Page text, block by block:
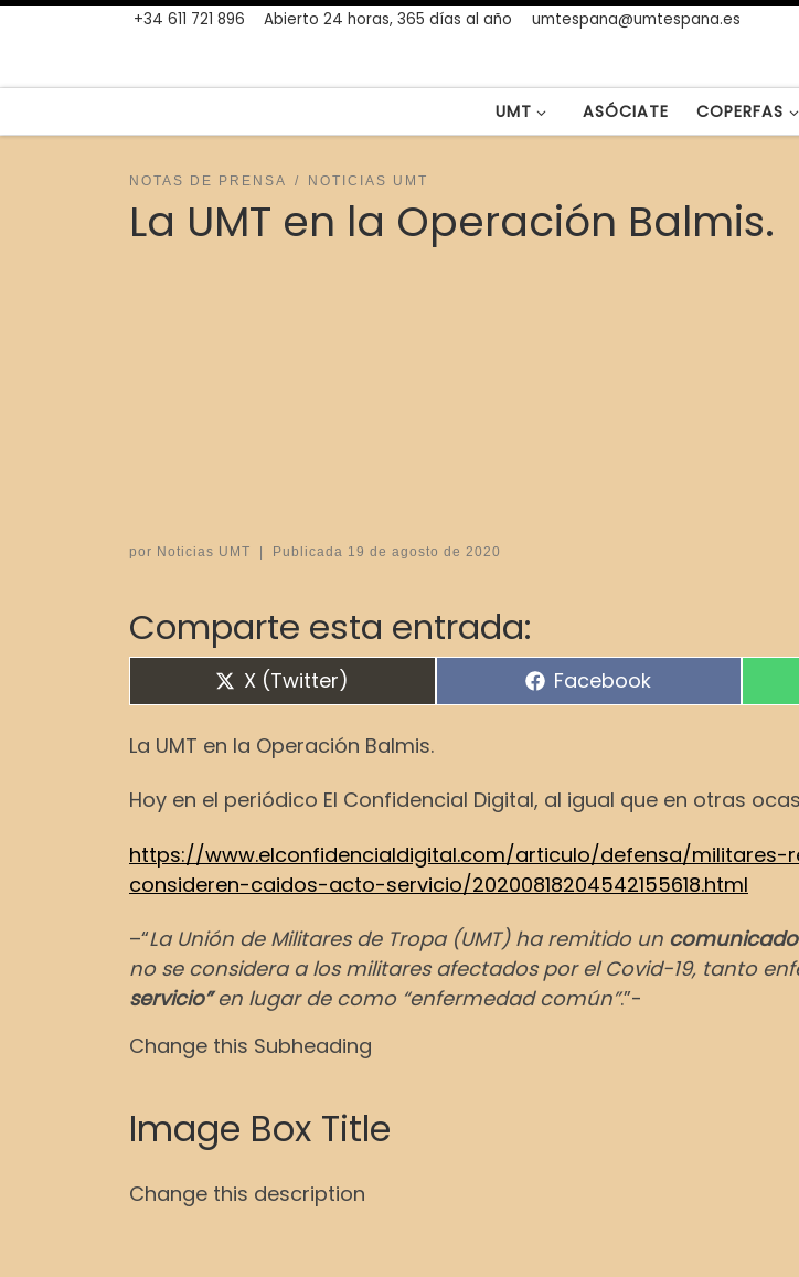
+34 611 721 896 Abierto 24 horas, 365 días al año umtespana@umtespana.es
UMT ASÓCIATE COPERFAS
NOTAS DE PRENSA NOTICIAS UMT
La UMT en la Operación Balmis.
por Noticias UMT Publicada 19 de agosto de 2020
Comparte esta entrada:
Compartir en
X (Twitter) Compartir en
Facebook
La UMT en la Operación Balmis.
Hoy en el periódico El Confidencial Digital, al igual que en otras
https://www.elconfidencialdigital.com/articulo/defensa/
consideren-caidos-acto-servicio/20200818204542155618.html
–“La Unión de Militares de Tropa (UMT) ha remitido un comunicado
no se considera a los militares afectados por el Covid-19, tanto
servicio”en lugar de como “enfermedad común”.”-
Change this Subheading
Image Box Title
Change this description